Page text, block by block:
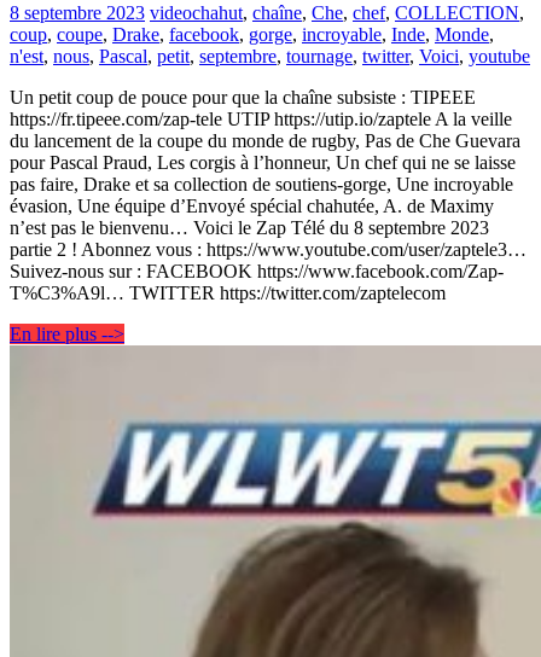
8 septembre 2023 videochahut, chaîne, Che, chef, COLLECTION,
coup, coupe, Drake, facebook, gorge, incroyable, Inde, Monde,
n'est, nous, Pascal, petit, septembre, tournage, twitter, Voici, youtube
Un petit coup de pouce pour que la chaîne subsiste : TIPEEE
https://fr.tipeee.com/zap-tele UTIP https://utip.io/zaptele A la veille
du lancement de la coupe du monde de rugby, Pas de Che Guevara
pour Pascal Praud, Les corgis à l’honneur, Un chef qui ne se laisse
pas faire, Drake et sa collection de soutiens-gorge, Une incroyable
évasion, Une équipe d’Envoyé spécial chahutée, A. de Maximy
n’est pas le bienvenu… Voici le Zap Télé du 8 septembre 2023
partie 2 ! Abonnez vous : https://www.youtube.com/user/zaptele3…
Suivez-nous sur : FACEBOOK https://www.facebook.com/Zap-
T%C3%A9l… TWITTER https://twitter.com/zaptelecom
En lire plus -->